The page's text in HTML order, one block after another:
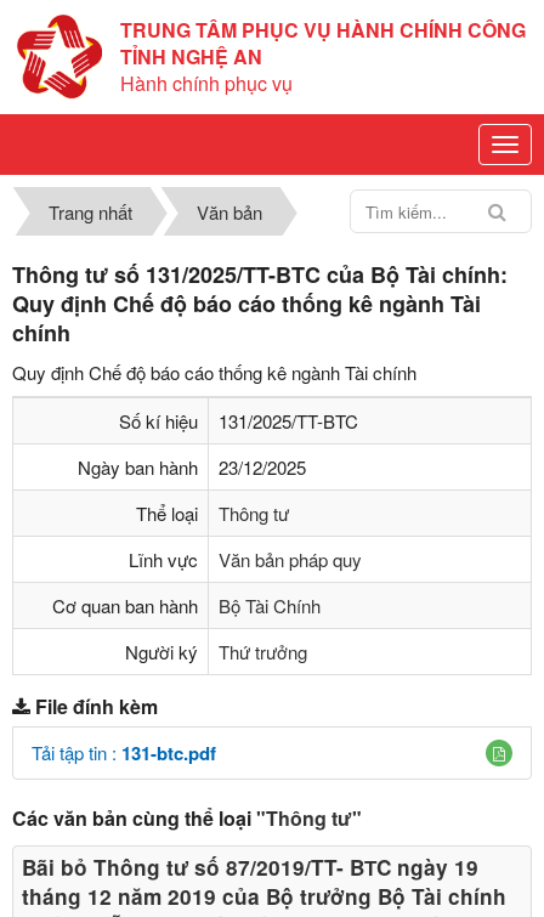
TRUNG TÂM PHỤC VỤ HÀNH CHÍNH CÔNG
TỈNH NGHỆ AN
Hành chính phục vụ
Trang nhất Văn bản
Thông tư số 131/2025/TT-BTC của Bộ Tài chính:
Quy định Chế độ báo cáo thống kê ngành Tài
chính
Quy định Chế độ báo cáo thống kê ngành Tài chính
Số kí hiệu
131/2025/TT-BTC
Ngày ban hành
23/12/2025
Thể loại
Thông tư
Lĩnh vực
Văn bản pháp quy
Cơ quan ban hành
Bộ Tài Chính
Người ký
Thứ trưởng
File đính kèm
Tải tập tin : 131-btc.pdf
Các văn bản cùng thể loại"Thông tư"
Bãi bỏ Thông tư số 87/2019/TT- BТC ngày 19
tháng 12 năm 2019 của Bộ trưởng Bộ Tài chính